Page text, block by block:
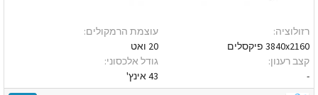
רזולוציה:
3840x2160 פיקסלים
קצב רענון:
-
עוצמת הרמקולים:
20 ואט
גודל אלכסוני:
43 אינץ'